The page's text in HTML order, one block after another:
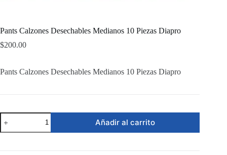
Pants Calzones Desechables Medianos 10 Piezas Diapro
$200.00
Pants Calzones Desechables Medianos 10 Piezas Diapro
Pants
Calzones
Desechables
Añadir al carrito